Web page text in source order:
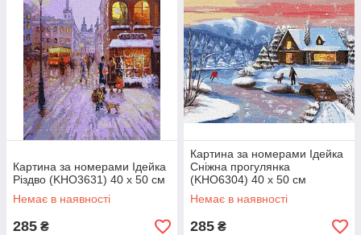
Картина за номерами Ідейка
Різдво (KHO3631) 40 х 50 см
Немає в наявності
285 ₴
Картина за номерами Ідейка
Сніжна прогулянка
(KHO6304) 40 х 50 см
Немає в наявності
285 ₴